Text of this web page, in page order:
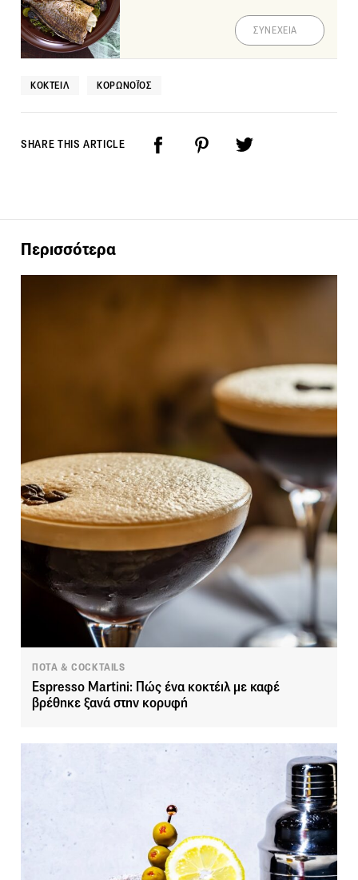
ΣΥΝΕΧΕΙΑ
ΚΟΚΤΈΙΛ ΚΟΡΩΝΟΪΌΣ
SHARE THIS ARTICLE
Περισσότερα
ΠΟΤΑ & COCKTAILS
Espresso Martini: Πώς ένα κοκτέιλ με καφέ
βρέθηκε ξανά στην κορυφή